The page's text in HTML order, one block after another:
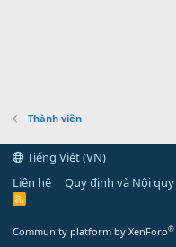
Thành viên
Tiếng Việt (VN)
Liên hệ
Quy định và Nội quy
R
Community platform by XenForo®